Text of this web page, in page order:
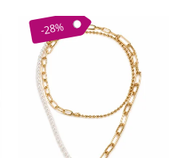
-28%